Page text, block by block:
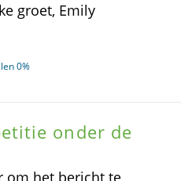
groet, Emily
0%
onder de
om het bericht te